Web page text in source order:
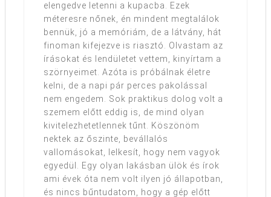
elengedve letenni a kupacba. Ezek
méteresre nőnek, én mindent megtalálok
bennük, jó a memóriám, de a látvány, hát
finoman kifejezve is riasztó. Olvastam az
írásokat és lendületet vettem, kinyírtam a
szörnyeimet. Azóta is próbálnak életre
kelni, de a napi pár perces pakolással
nem engedem. Sok praktikus dolog volt a
szemem előtt eddig is, de mind olyan
kivitelezhetetlennek tűnt. Köszönöm
nektek az őszinte, bevállalós
vallomásokat, lelkesít, hogy nem vagyok
egyedül. Egy olyan lakásban ülök és írok
ami évek óta nem volt ilyen jó állapotban,
és nincs bűntudatom, hogy a gép előtt